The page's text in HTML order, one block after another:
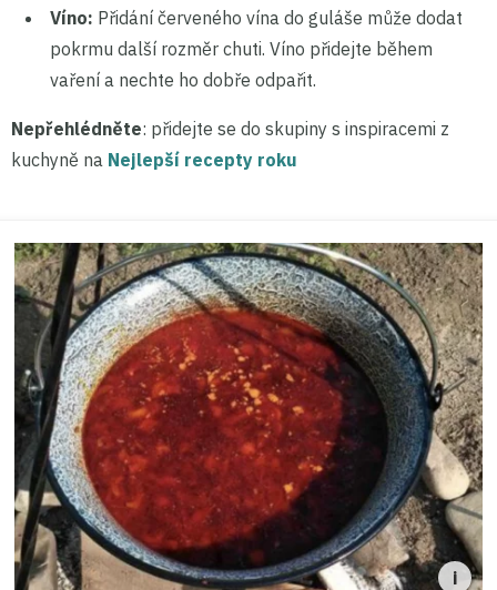
Víno: Přidání červeného vína do guláše může dodat
pokrmu další rozměr chuti. Víno přidejte během
vaření a nechte ho dobře odpařit.
Nepřehlédněte: přidejte se do skupiny s inspiracemi z
kuchyně na Nejlepší recepty roku